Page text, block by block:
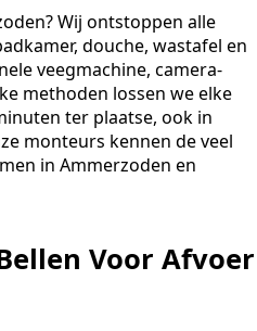
Wij ontstoppen alle
douche, wastafel en
veegmachine, camera-
methoden lossen we elke
ter plaatse, ook in
monteurs kennen de veel
in Ammerzoden en
Voor Afvoer